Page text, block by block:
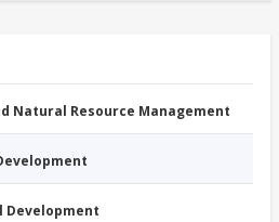
Natural Resource Management
Development